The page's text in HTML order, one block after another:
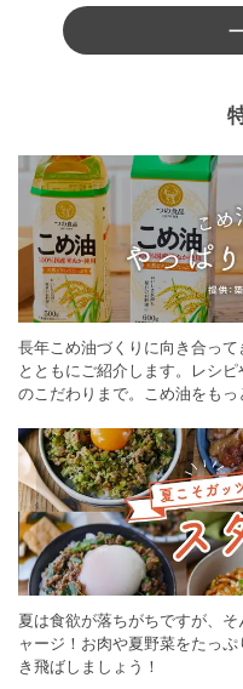
長年こめ油づくりに向き合っ
とともにご紹介します。レシ
のこだわりまで。こめ油をも
夏は食欲が落ちがちですが、
ャージ！お肉や夏野菜をたっ
き飛ばしましょう！